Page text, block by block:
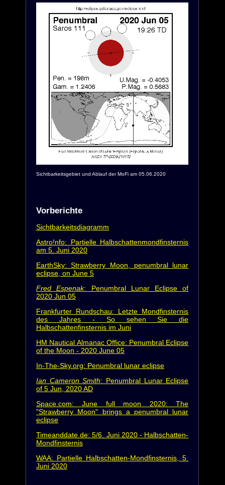
Sichtbarkeitsgebiet und Ablauf der MoFi am 05.06.2020
Vorberichte
Sichtbarkeitsdiagramm
Astro!nfo: Partielle Halbschattenmondfinsternis
am 5. Juni 2020
EarthSky: Strawberry Moon, penumbral lunar
eclipse, on June 5
Fred Espenak: Penumbral Lunar Eclipse of
2020 Jun 05
Frankfurter Rundschau: Letzte Mondfinsternis
des Jahres - So sehen Sie die
Halbschattenfinsternis im Juni
HM Nautical Almanac Office: Penumbral Eclipse
of the Moon - 2020 June 05
In-The-Sky.org: Penumbral lunar eclipse
Ian Cameron Smith: Penumbral Lunar Eclipse
of 5 Jun, 2020 AD
Space.com: June full moon 2020: The
"Strawberry Moon" brings a penumbral lunar
eclipse
Timeanddate.de: 5/6. Juni 2020 - Halbschatten-
Mondfinsternis
WAA: Partielle Halbschatten-Mondfinsternis, 5.
Juni 2020